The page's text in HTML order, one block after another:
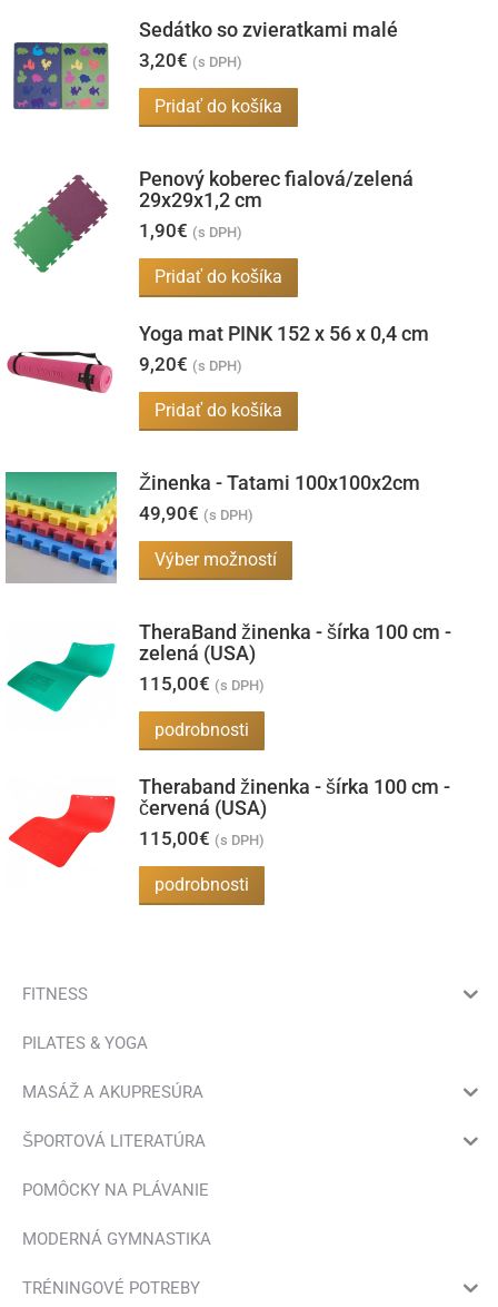
Sedátko so zvieratkami malé
3,20€ (s DPH)
Pridať do košíka
Penový koberec fialová/zelená
29x29x1,2 cm
1,90€ (s DPH)
Pridať do košíka
Yoga mat PINK 152 x 56 x 0,4 cm
9,20€ (s DPH)
Pridať do košíka
Žinenka - Tatami 100x100x2cm
49,90€ (s DPH)
Výber možností
produkt
môžete
TheraBand žinenka - šírka 100 cm -
zelená (USA)
115,00€ (s DPH)
podrobnosti
Theraband žinenka - šírka 100 cm -
červená (USA)
115,00€ (s DPH)
podrobnosti
FITNESS
PILATES & YOGA
MASÁŽ A AKUPRESÚRA
ŠPORTOVÁ LITERATÚRA
POMÔCKY NA PLÁVANIE
MODERNÁ GYMNASTIKA
TRÉNINGOVÉ POTREBY